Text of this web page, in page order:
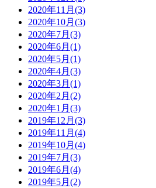
2020年11月(3)
2020年10月(3)
2020年7月(3)
2020年6月(1)
2020年5月(1)
2020年4月(3)
2020年3月(1)
2020年2月(2)
2020年1月(3)
2019年12月(3)
2019年11月(4)
2019年10月(4)
2019年7月(3)
2019年6月(4)
2019年5月(2)